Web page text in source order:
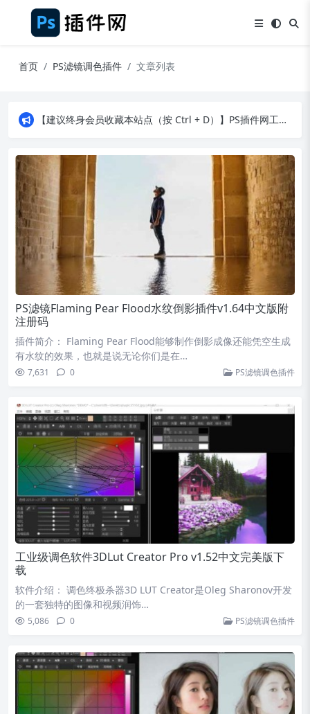
首页 PS滤镜调色插件
文章列表
【建议终身会员收藏本站点（按 Ctrl + D）】PS插件网工作日8：30准时更新！（特殊原因除外）
PS滤镜Flaming Pear Flood水纹倒影插件v1.64中文版附
注册码
插件简介： Flaming Pear Flood能够制作倒影成像还能凭空生成
有水纹的效果，也就是说无论你们是在…
7,631 0 PS滤镜调色插件
工业级调色软件3DLut Creator Pro v1.52中文完美版下
载
软件介绍： 调色终极杀器3D LUT Creator是Oleg Sharonov开发
的一套独特的图像和视频润饰…
5,086 0 PS滤镜调色插件